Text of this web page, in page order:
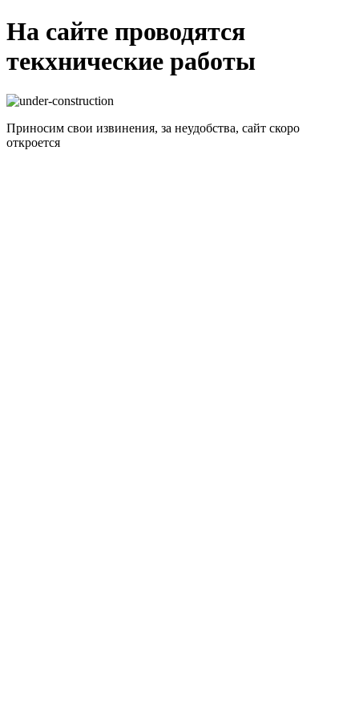
На сайте проводятся
текхнические работы
Приносим свои извинения, за неудобства, сайт скоро
откроется